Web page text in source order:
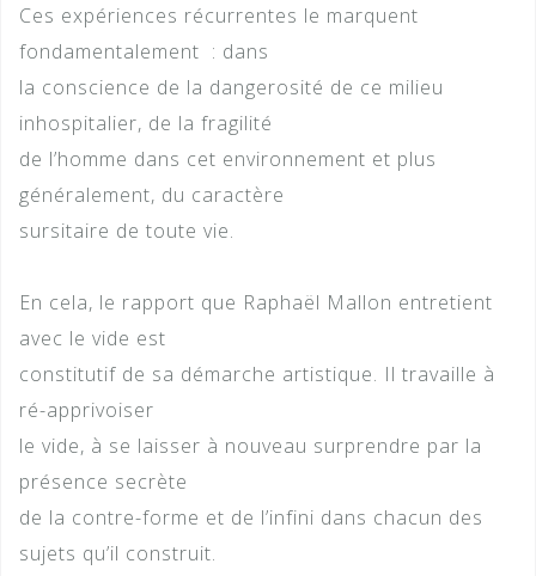
Ces expériences récurrentes le marquent
fondamentalement : dans
la conscience de la dangerosité de ce milieu
inhospitalier, de la fragilité
de l’homme dans cet environnement et plus
généralement, du caractère
sursitaire de toute vie.
En cela, le rapport que Raphaël Mallon entretient
avec le vide est
constitutif de sa démarche artistique. Il travaille à
ré-apprivoiser
le vide, à se laisser à nouveau surprendre par la
présence secrète
de la contre-forme et de l’infini dans chacun des
sujets qu’il construit.